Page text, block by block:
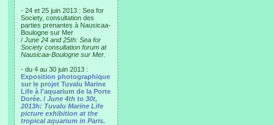
- 24 et 25 juin 2013 : Sea for
Society, consultation des
parties prenantes à Nausicaa-
Boulogne sur Mer
/ June 24 and 25th: Sea for
Society consultation forum at
Nausicaa-Boulogne sur Mer.
- du 4 au 30 juin 2013 :
Exposition photographique
sur le projet Tuvalu Marine
Life à l'aquarium de la Porte
Dorée. / June 4th to 30t,
2013h: Tuvalu Marine Life
picture exhibition at the
tropical aquarium in Paris.